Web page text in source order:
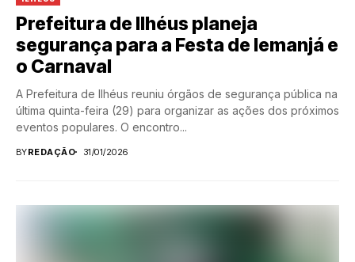
Prefeitura de Ilhéus planeja
segurança para a Festa de Iemanjá e
o Carnaval
A Prefeitura de Ilhéus reuniu órgãos de segurança pública na
última quinta-feira (29) para organizar as ações dos próximos
eventos populares. O encontro...
BYREDAÇÃO 31/01/2026